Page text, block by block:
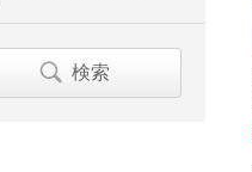
検索